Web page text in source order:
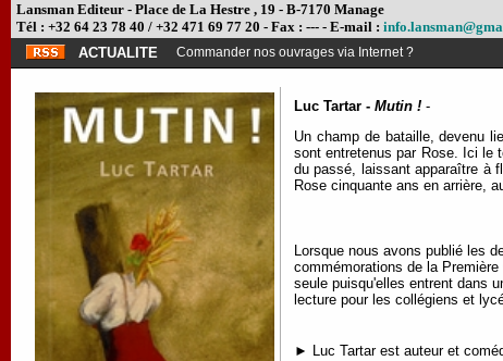
Lansman Editeur - Place de La Hestre , 19 - B-7170 Manage
Tél : +32 64 23 78 40 / +32 471 69 77 20 - Fax : --- - E-mail :
ACTUALITE Commander nos ouvrages via Internet ?
Luc Tartar - Mutin ! -
Un champ de bataille, devenu
sont entretenus par Rose. Ici le
du passé, laissant apparaître à
Rose cinquante ans en arrière,
Lorsque nous avons publié les
commémorations de la
seule puisqu'elles entrent dans
lecture pour les collégiens et
► Luc Tartar est auteur et